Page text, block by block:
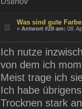
Was sind gute
«Antwort #29 am: 08.
Ich nutze
von dem ich
Meist trage ich
Ich habe
Trocknen stark